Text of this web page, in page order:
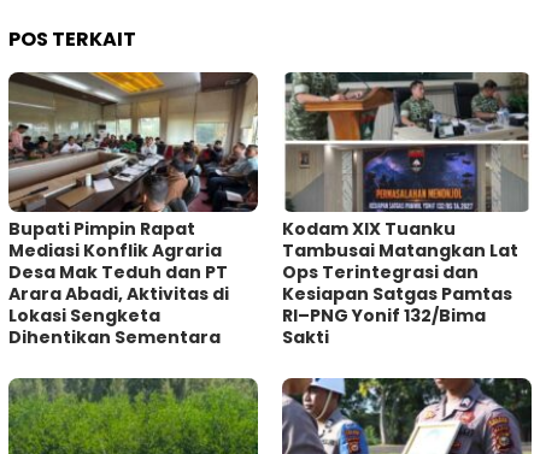
POS TERKAIT
Bupati Pimpin Rapat
Mediasi Konflik Agraria
Desa Mak Teduh dan PT
Arara Abadi, Aktivitas di
Lokasi Sengketa
Dihentikan Sementara
Kodam XIX Tuanku
Tambusai Matangkan Lat
Ops Terintegrasi dan
Kesiapan Satgas Pamtas
RI–PNG Yonif 132/Bima
Sakti